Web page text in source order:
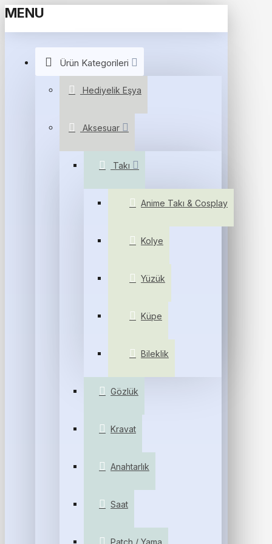
MENU
Ürün Kategorileri
Hediyelik Eşya
Aksesuar
Takı
Anime Takı & Cosplay
Kolye
Yüzük
Küpe
Bileklik
Gözlük
Kravat
Anahtarlık
Saat
Patch / Yama